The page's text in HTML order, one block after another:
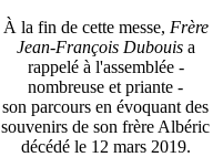
À la fin de cette messe, Frère
Jean-François Dubouis a
rappelé à l'assemblée -
nombreuse et priante -
son parcours en évoquant des
souvenirs de son frère Albéric
décédé le 12 mars 2019.